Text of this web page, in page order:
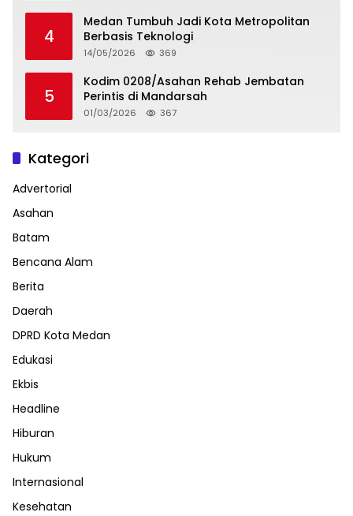
4
Medan Tumbuh Jadi Kota Metropolitan
Berbasis Teknologi
14/05/2026 369
5
Kodim 0208/Asahan Rehab Jembatan
Perintis di Mandarsah
01/03/2026 367
Kategori
Advertorial
Asahan
Batam
Bencana Alam
Berita
Daerah
DPRD Kota Medan
Edukasi
Ekbis
Headline
Hiburan
Hukum
Internasional
Kesehatan